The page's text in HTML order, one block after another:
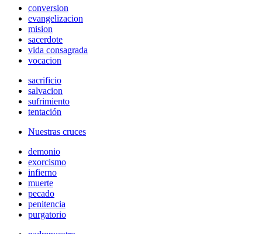
conversion
evangelizacion
mision
sacerdote
vida consagrada
vocacion
sacrificio
salvacion
sufrimiento
tentación
Nuestras cruces
demonio
exorcismo
infierno
muerte
pecado
penitencia
purgatorio